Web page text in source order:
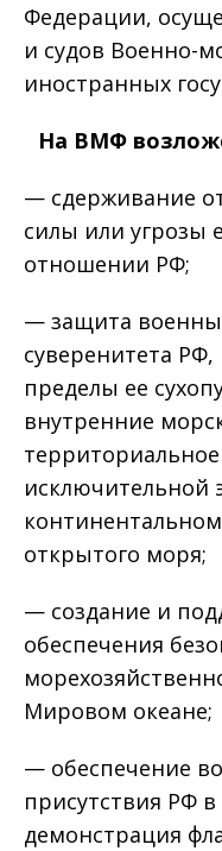
Федерации,
и судов Военно-
иностранных
На ВМФ
— сдерживание
силы или угрозы
отношении РФ;
— защита
суверенитета
пределы ее
внутренние
исключительной
открытого моря;
— создание и
обеспечения
Мировом океане;
— обеспечение
присутствия РФ
демонстрация